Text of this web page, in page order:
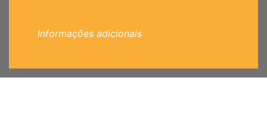
Informações adicionais